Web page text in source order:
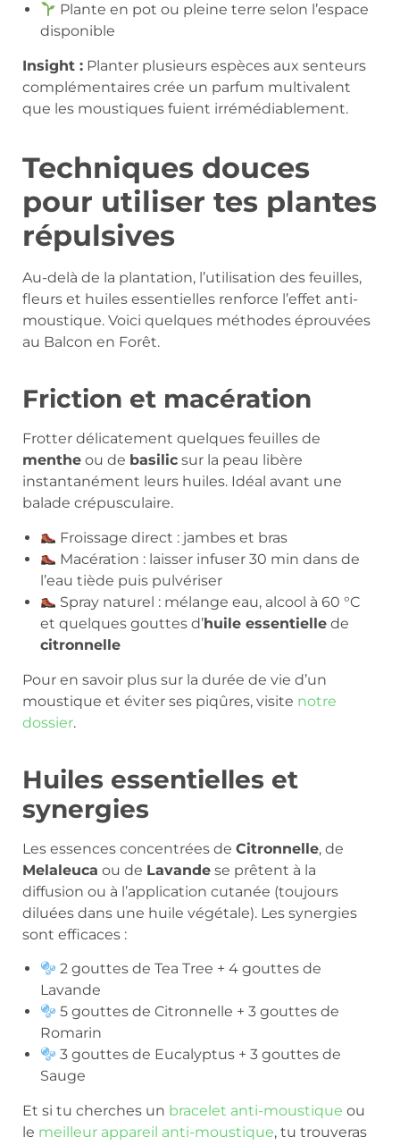
Plante en pot ou pleine terre selon l’espace
disponible
Insight : Planter plusieurs espèces aux senteurs
complémentaires crée un parfum multivalent
que les moustiques fuient irrémédiablement.
Techniques douces
pour utiliser tes plantes
répulsives
Au-delà de la plantation, l’utilisation des feuilles,
fleurs et huiles essentielles renforce l’effet anti-
moustique. Voici quelques méthodes éprouvées
au Balcon en Forêt.
Friction et macération
Frotter délicatement quelques feuilles de
menthe ou de basilic sur la peau libère
instantanément leurs huiles. Idéal avant une
balade crépusculaire.
Froissage direct : jambes et bras
Macération : laisser infuser 30 min dans de
l’eau tiède puis pulvériser
Spray naturel : mélange eau, alcool à 60 °C
et quelques gouttes d’huile essentielle de
citronnelle
Pour en savoir plus sur la durée de vie d’un
moustique et éviter ses piqûres, visite notre
dossier.
Huiles essentielles et
synergies
Les essences concentrées de Citronnelle, de
Melaleuca ou de Lavande se prêtent à la
diffusion ou à l’application cutanée (toujours
diluées dans une huile végétale). Les synergies
sont efficaces :
2 gouttes de Tea Tree + 4 gouttes de
Lavande
5 gouttes de Citronnelle + 3 gouttes de
Romarin
3 gouttes de Eucalyptus + 3 gouttes de
Sauge
Et si tu cherches un bracelet anti-moustique ou
le meilleur appareil anti-moustique, tu trouveras